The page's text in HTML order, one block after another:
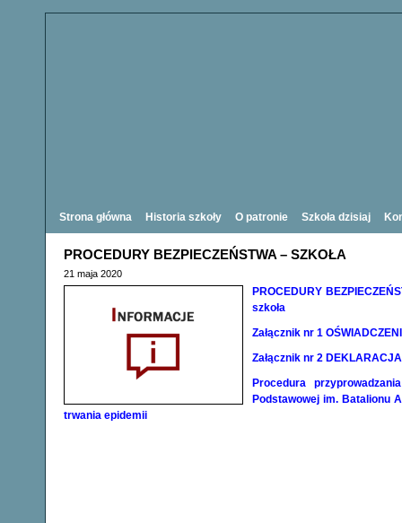
Strona główna Historia szkoły O patronie Szkoła dzisiaj
PROCEDURY BEZPIECZEŃSTWA – SZKOŁA
21 maja 2020
PROCEDURY
szkoła
Załącznik nr 1
Załącznik nr 2
Procedura
Podstawowej im. Batalionu
trwania epidemii